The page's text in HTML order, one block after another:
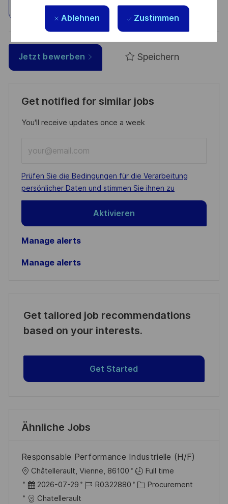
Ablehnen Zustimmen
Standort erkunden
Jetzt bewerben Speichern
Get notified for similar jobs
You'll receive updates once a week
Email
address
(Required)
Required
Prüfen Sie die Bedingungen für die Verarbeitung
persönlicher Daten und stimmen Sie ihnen zu
Aktivieren
Manage alerts
Manage alerts
Get tailored job recommendations
based on your interests.
Get Started
Ähnliche Jobs
Responsable Performance Industrielle (H/F)
O
r
t
Châtellerault, Vienne, 86100
Full time
D
a
2026-07-29
J
R0322880
K
Procurement
Chatellerault